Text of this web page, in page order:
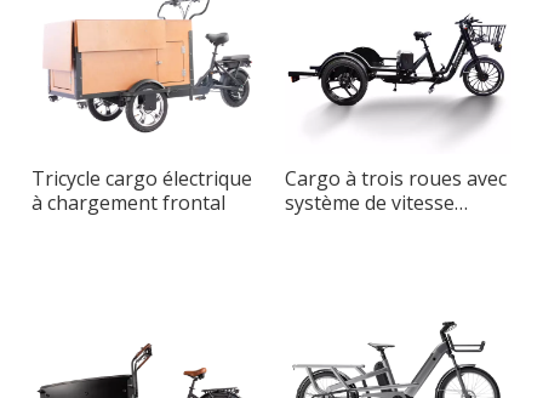
Tricycle cargo électrique
à chargement frontal
Cargo à trois roues avec
système de vitesse